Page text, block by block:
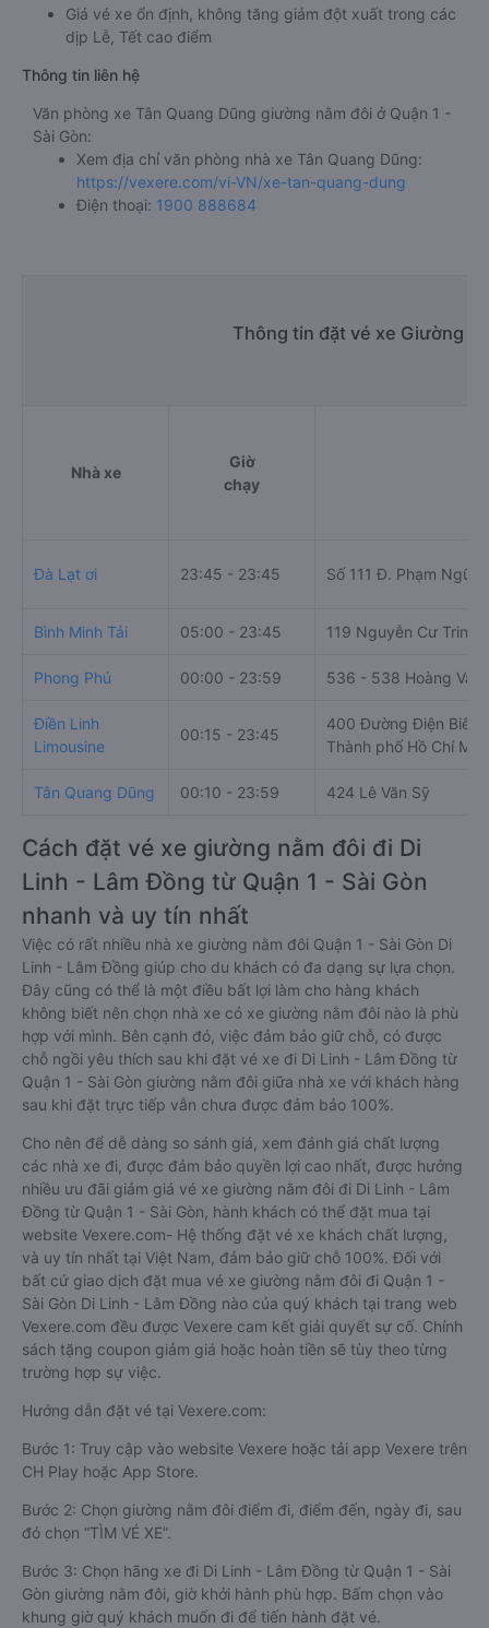
Giá vé xe ổn định, không tăng giảm đột xuất trong các
dịp Lễ, Tết cao điểm
Thông tin liên hệ
Văn phòng xe Tân Quang Dũng giường nằm đôi ở Quận 1 -
Sài Gòn:
Xem địa chỉ văn phòng nhà xe Tân Quang Dũng:
https://vexere.com/vi-VN/xe-tan-quang-dung
Điện thoại: 1900 888684
Thông tin đặt vé xe Giường
Nhà xe
Giờ
chạy
Đà Lạt ơi 23:45 - 23:45 Số 111 Đ. Phạm Ngũ
Bình Minh Tải 05:00 - 23:45 119 Nguyễn Cư Trinh
Phong Phú 00:00 - 23:59 536 - 538 Hoàng Văn
Điền Linh
Limousine
00:15 - 23:45
400 Đường Điện Biên
Thành phố Hồ Chí
Tân Quang Dũng 00:10 - 23:59 424 Lê Văn Sỹ
Cách đặt vé xe giường nằm đôi đi Di
Linh - Lâm Đồng từ Quận 1 - Sài Gòn
nhanh và uy tín nhất
Việc có rất nhiều nhà xe giường nằm đôi Quận 1 - Sài Gòn Di
Linh - Lâm Đồng giúp cho du khách có đa dạng sự lựa chọn.
Đây cũng có thể là một điều bất lợi làm cho hàng khách
không biết nên chọn nhà xe có xe giường nằm đôi nào là phù
hợp với mình. Bên cạnh đó, việc đảm bảo giữ chỗ, có được
chỗ ngồi yêu thích sau khi đặt vé xe đi Di Linh - Lâm Đồng từ
Quận 1 - Sài Gòn giường nằm đôi giữa nhà xe với khách hàng
sau khi đặt trực tiếp vẫn chưa được đảm bảo 100%.
Cho nên để dễ dàng so sánh giá, xem đánh giá chất lượng
các nhà xe đi, được đảm bảo quyền lợi cao nhất, được hưởng
nhiều ưu đãi giảm giá vé xe giường nằm đôi đi Di Linh - Lâm
Đồng từ Quận 1 - Sài Gòn, hành khách có thể đặt mua tại
website Vexere.com- Hệ thống đặt vé xe khách chất lượng,
và uy tín nhất tại Việt Nam, đảm bảo giữ chỗ 100%. Đối với
bất cứ giao dịch đặt mua vé xe giường nằm đôi đi Quận 1 -
Sài Gòn Di Linh - Lâm Đồng nào của quý khách tại trang web
Vexere.com đều được Vexere cam kết giải quyết sự cố. Chính
sách tặng coupon giảm giá hoặc hoàn tiền sẽ tùy theo từng
trường hợp sự việc.
Hướng dẫn đặt vé tại Vexere.com:
Bước 1: Truy cập vào website Vexere hoặc tải app Vexere trên
CH Play hoặc App Store.
Bước 2: Chọn giường nằm đôi điểm đi, điểm đến, ngày đi, sau
đó chọn “TÌM VÉ XE”.
Bước 3: Chọn hãng xe đi Di Linh - Lâm Đồng từ Quận 1 - Sài
Gòn giường nằm đôi, giờ khởi hành phù hợp. Bấm chọn vào
khung giờ quý khách muốn đi để tiến hành đặt vé.